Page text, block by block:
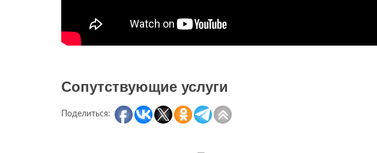
Сопутствующие услуги
Поделиться: